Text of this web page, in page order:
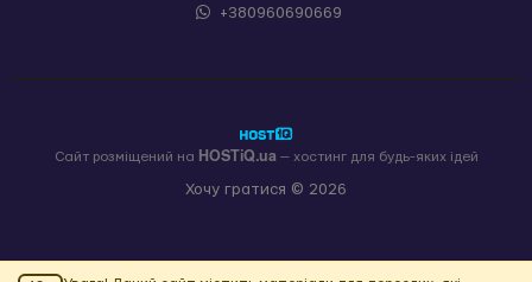
+380960690669
Хочу гратися © 2026
Сайт розміщений на HOSTiQ.ua— хостинг для будь-яких ідей